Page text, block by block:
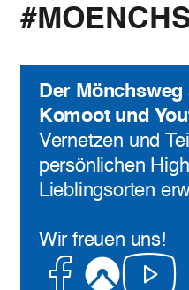
Der
Komoot und
Vernetzen und
persönlichen
Lieblingsorten
Wir freuen uns!
Facebook
KomootYoutube